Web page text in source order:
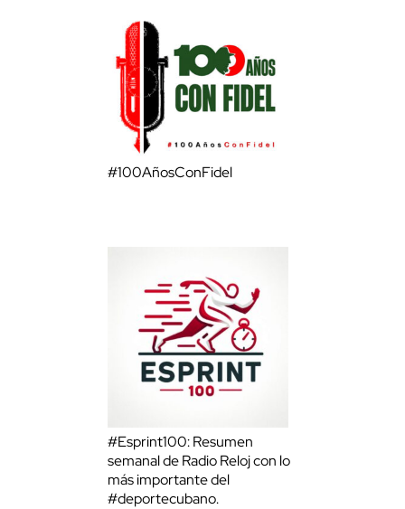
#100AñosConFidel
#Esprint100: Resumen
semanal de Radio Reloj con lo
más importante del
#deportecubano.